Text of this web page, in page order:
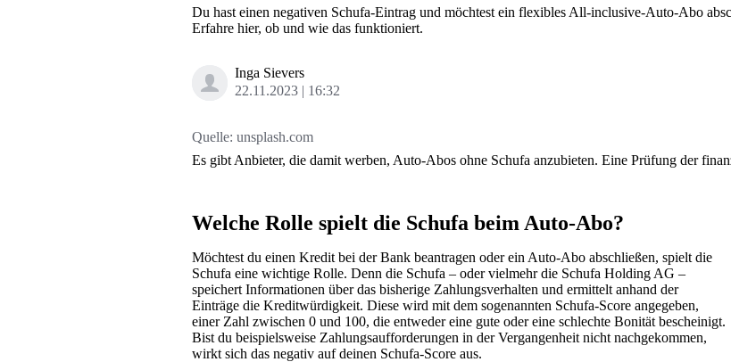
Du hast einen negativen Schufa-Eintrag und möchtest ein flexibles All-inclusive-Auto-Abo
Erfahre hier, ob und wie das funktioniert.
Inga Sievers
22.11.2023
16:32
Quelle: unsplash.com
Es gibt Anbieter, die damit werben, Auto-Abos ohne Schufa anzubieten. Eine Prüfung der
Welche Rolle spielt die Schufa beim Auto-Abo?
Möchtest du einen Kredit bei der Bank beantragen oder ein Auto-Abo abschließen, spielt die
Schufa eine wichtige Rolle. Denn die Schufa – oder vielmehr die Schufa Holding AG –
speichert Informationen über das bisherige Zahlungsverhalten und ermittelt anhand der
Einträge die Kreditwürdigkeit. Diese wird mit dem sogenannten Schufa-Score angegeben,
einer Zahl zwischen 0 und 100, die entweder eine gute oder eine schlechte Bonität bescheinigt.
Bist du beispielsweise Zahlungsaufforderungen in der Vergangenheit nicht nachgekommen,
wirkt sich das negativ auf deinen Schufa-Score aus.